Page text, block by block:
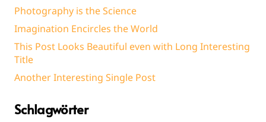
Photography is the Science
Imagination Encircles the World
This Post Looks Beautiful even with Long Interesting
Title
Another Interesting Single Post
Schlagwörter